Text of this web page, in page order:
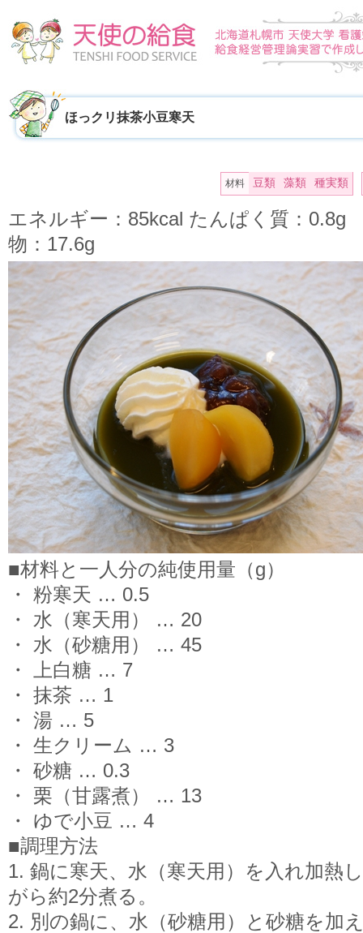
ほっクリ抹茶小豆寒天
材料 豆類 藻類 種実類
エネルギー：85kcal たんぱく質：
物：17.6g
■材料と一人分の純使用量（g）
・ 粉寒天 … 0.5
・ 水（寒天用） … 20
・ 水（砂糖用） … 45
・ 上白糖 … 7
・ 抹茶 … 1
・ 湯 … 5
・ 生クリーム … 3
・ 砂糖 … 0.3
・ 栗（甘露煮） … 13
・ ゆで小豆 … 4
■調理方法
1. 鍋に寒天、水（寒天用）を入れ加熱
がら約2分煮る。
2. 別の鍋に、水（砂糖用）と砂糖を加